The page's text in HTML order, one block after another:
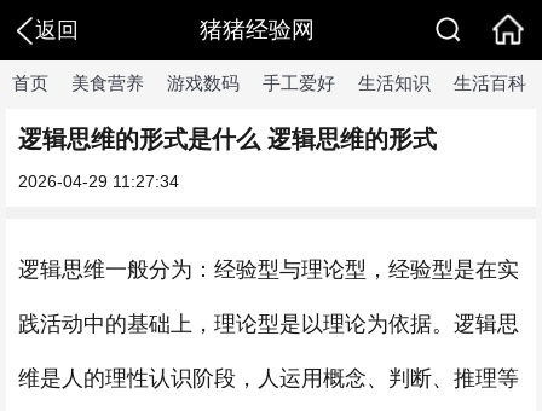
返回 猪猪经验网
首页 美食营养 游戏数码 手工爱好 生活知识 生活百科
逻辑思维的形式是什么 逻辑思维的形式
2026-04-29 11:27:34
逻辑思维一般分为：经验型与理论型，经验型是在实
践活动中的基础上，理论型是以理论为依据。逻辑思
维是人的理性认识阶段，人运用概念、判断、推理等